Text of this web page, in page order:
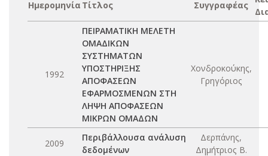
Ημερομηνία Τίτλος Συγγραφέας
1992
ΠΕΙΡΑΜΑΤΙΚΗ ΜΕΛΕΤΗ
ΟΜΑΔΙΚΩΝ
ΣΥΣΤΗΜΑΤΩΝ
ΥΠΟΣΤΗΡΙΞΗΣ
ΑΠΟΦΑΣΕΩΝ
ΕΦΑΡΜΟΣΜΕΝΩΝ ΣΤΗ
ΛΗΨΗ ΑΠΟΦΑΣΕΩΝ
ΜΙΚΡΩΝ ΟΜΑΔΩΝ
Χονδροκούκης,
Γρηγόριος
2009
Περιβάλλουσα ανάλυση
δεδομένων
Δερπάνης,
Δημήτριος Β.